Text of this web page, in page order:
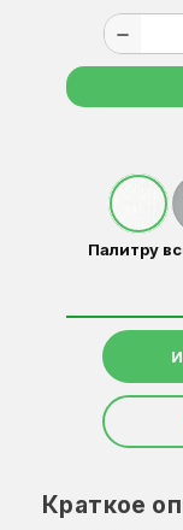
remove
Палитру
Краткое